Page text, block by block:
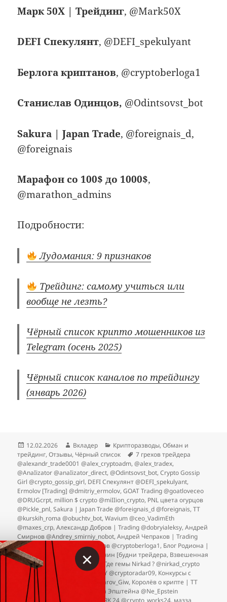
Марк 50Х | Трейдинг, @Mark50X
DEFI Спекулянт, @DEFI_spekulyant
Берлога криптанов, @cryptoberloga1
Станислав Одинцов, @Odintsovst_bot
Sakura | Japan Trade, @foreignais_d,
@foreignais
Марафон со 100$ до 1000$,
@marathon_admins
Подробности:
Лудомания: 9 признаков
Трейдинг: самому учиться или
вообще не лезть?
Чёрный список крипто мошенников из
Telegram (осень 2025)
Чёрный список каналов по трейдингу
(январь 2026)
Опубликовано
12.02.2026 Автор
Вкладер Рубрики
Крипторазводы,Обман и
трейдинг,Отзывы, Чёрный список Метки
7 грехов трейдера
@alexandr_trade0001 @alex_cryptoadm,@alex_tradex,
@AnaIizator @anaIizator_direct,@Odintsovst_bot,Crypto Gossip
Girl @crypto_gossip_girl, DEFI Спекулянт @DEFI_spekulyant,
Ermolov [Trading] @dmitriy_ermolov,GOAT Trading @goatloveceo
@DRUGcrpt, million $ crypto @miIIion_crypto, PNL цвета огурцов
@Pickle_pnl,Sakura | Japan Trade @foreignais_d @foreignais,TT
@kurskih_roma @obuchtv_bot,Wavium @ceo_VadimEth
@maxes_crp,Александр Добров | Trading @dobryialeksy,Андрей
Смирнов @Andrey_smirniy_nobot,Андрей Чепраков | Trading
@chepr777
,Берлога криптанов @cryptoberloga1, Блог Родиона |
Crypto @rodioncrypt0 Вершинин [будни трейдера, Взвешенная
торговля | Блог о заработке
Где гемы Nirkad ? @nirkad_crypto
@nirkad
ЕК | Crypto INDUSTRY @cryptoradar09, Конкурсы с
Александром | Крипто @Xabarov_Giw, Королёв о крипте | TT
Теория вероятностей
Крипта Эпштейна @Ne_Epstein
×